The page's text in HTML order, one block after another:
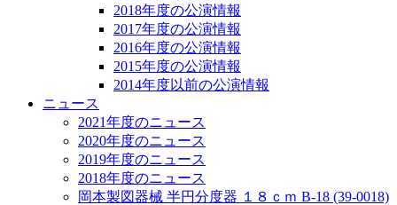
2018年度の公演情報
2017年度の公演情報
2016年度の公演情報
2015年度の公演情報
2014年度以前の公演情報
ニュース
2021年度のニュース
2020年度のニュース
2019年度のニュース
2018年度のニュース
岡本製図器械 半円分度器 １８ｃｍ B-18 (39-0018)